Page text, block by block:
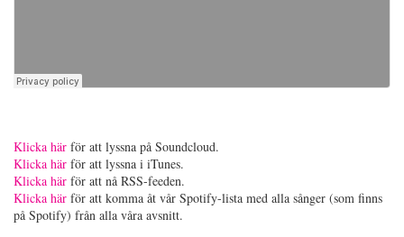
Klicka här för att lyssna på Soundcloud.
Klicka här för att lyssna i iTunes.
Klicka här för att nå RSS-feeden.
Klicka här för att komma åt vår Spotify-lista med alla sånger (som finns
på Spotify) från alla våra avsnitt.